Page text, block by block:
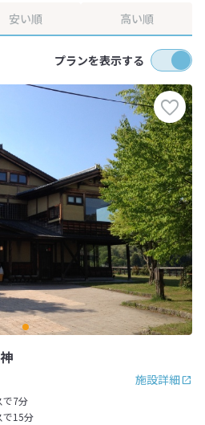
安い順 高い順
プランを表示する
施設詳細
で7分
で15分